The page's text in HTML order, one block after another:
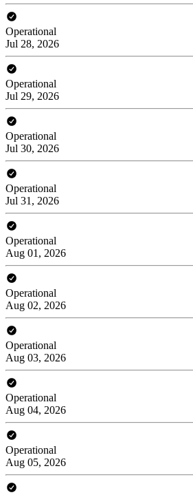
Operational
Jul 28, 2026
Operational
Jul 29, 2026
Operational
Jul 30, 2026
Operational
Jul 31, 2026
Operational
Aug 01, 2026
Operational
Aug 02, 2026
Operational
Aug 03, 2026
Operational
Aug 04, 2026
Operational
Aug 05, 2026